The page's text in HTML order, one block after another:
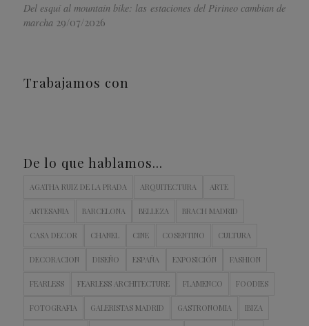
Del esquí al mountain bike: las estaciones del Pirineo cambian de
marcha 29/07/2026
Trabajamos con
De lo que hablamos…
AGATHA RUIZ DE LA PRADA ARQUITECTURA ARTE
ARTESANIA BARCELONA BELLEZA BRACH MADRID
CASA DECOR CHANEL CINE COSENTINO CULTURA
DECORACION DISEÑO ESPAÑA EXPOSICIÓN FASHION
FEARLESS FEARLESS ARCHITECTURE FLAMENCO FOODIES
FOTOGRAFIA GALERISTAS MADRID GASTRONOMIA IBIZA